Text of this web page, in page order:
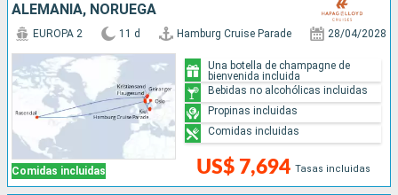
ALEMANIA, NORUEGA
Comidas incluidas
EUROPA 2 11 d Hamburg Cruise Parade 28/04/2028
US$ 7,694 Tasas incluidas
Una botella de champagne de
bienvenida incluida
Bebidas no alcohólicas incluidas
Propinas incluidas
Comidas incluidas